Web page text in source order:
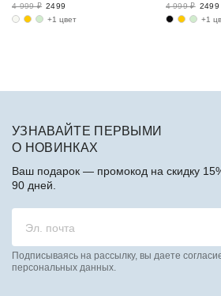
4 999 ₽ 2499
+1 цвет
4 999 ₽ 2499
+1
УЗНАВАЙТЕ ПЕРВЫМИ
О НОВИНКАХ
Ваш подарок — промокод на скидку
90 дней.
Подписываясь на рассылку, вы даете
персональных данных.